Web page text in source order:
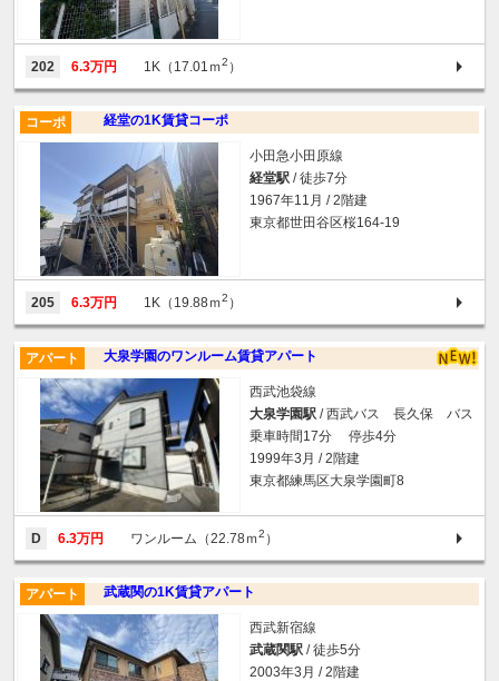
202 6.3万円 1K（17.01ｍ2 ）
経堂の1K賃貸コーポ
コーポ
小田急小田原線
経堂駅 / 徒歩7分
1967年11月 / 2階建
東京都世田谷区桜164-19
205 6.3万円 1K（19.88ｍ2 ）
大泉学園のワンルーム賃貸アパート
アパート
西武池袋線
大泉学園駅 / 西武バス 長久保 バス
乗車時間17分 停歩4分
1999年3月 / 2階建
東京都練馬区大泉学園町8
D 6.3万円 ワンルーム（22.78ｍ2 ）
武蔵関の1K賃貸アパート
アパート
西武新宿線
武蔵関駅 / 徒歩5分
2003年3月 / 2階建